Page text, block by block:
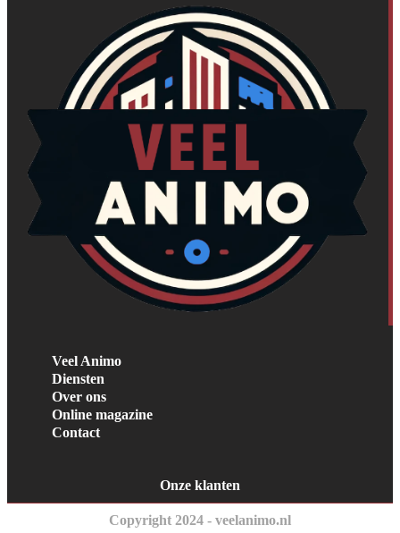
Veel Animo
Diensten
Over ons
Online magazine
Contact
Onze klanten
Copyright 2024 - veelanimo.nl